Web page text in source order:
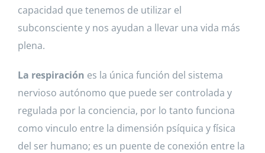
capacidad que tenemos de utilizar el
subconsciente y nos ayudan a llevar una vida más
plena.
La respiración es la única función del sistema
nervioso autónomo que puede ser controlada y
regulada por la conciencia, por lo tanto funciona
como vinculo entre la dimensión psíquica y física
del ser humano; es un puente de conexión entre la